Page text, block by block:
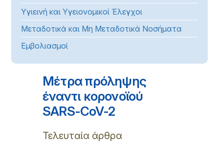
Υγιεινή και Υγειονομικοί Έλεγχοι
Μεταδοτικά και Μη Μεταδοτικά Νοσήματα
Εμβολιασμοί
Μέτρα πρόληψης
έναντι κορονοϊού
SARS-CoV-2
Τελευταία άρθρα